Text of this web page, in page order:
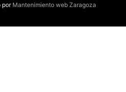
porMantenimiento web Zaragoza